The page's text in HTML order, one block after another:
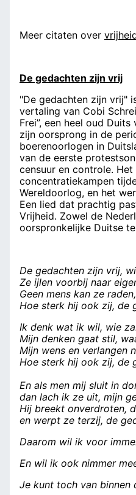
Meer citaten over
De gedachten zijn vrij
"De gedachten zijn vrij"
vertaling van Cobi
Frei”, een heel oud
zijn oorsprong in de
boerenoorlogen in
van de eerste
censuur en controle.
concentratiekampen
Wereldoorlog, en het
Een lied dat prachtig
Vrijheid. Zowel de
oorspronkelijke Duitse
De gedachten zijn vrij,
Ze ijlen voorbij naar
Geen mens kan ze
Hoe sterk hij ook zij, de
Ik denk wat ik wil, wie
Mijn denken gaat stil,
Mijn wens en verlangen
Hoe sterk hij ook zij, de
En als men mij sluit in
dan lach ik ze uit, mijn
Hij breekt onverdroten,
en werpt ze terzij, de
Daarom wil ik voor
En wil ik ook nimmer
Je kunt toch van binnen